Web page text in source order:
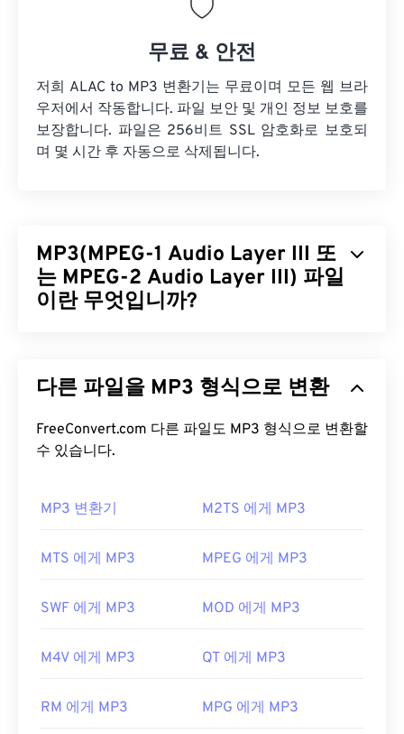
무료 & 안전
저희 ALAC to MP3 변환기는 무료이며 모든 웹 브라
우저에서 작동합니다. 파일 보안 및 개인 정보 보호를
보장합니다. 파일은 256비트 SSL 암호화로 보호되
며 몇 시간 후 자동으로 삭제됩니다.
MP3(MPEG-1 Audio Layer III 또
는 MPEG-2 Audio Layer III) 파일
이란 무엇입니까?
축하여 디지털 저장 및 전송을 가능하게 하는 디지털
장 널리 사용되는 오디오 파일입니다. 크기가 작고 품
질이 우수하여
MP3 파일을 어떻게 여나요?
MP3 파일은 널리 보급되어 대부분의 주요 오디오 재
면 선호하는 플랫폼에 따라 iTunes또는Windows
Media Player
에서 열립니다. 사용자는
두 가지 파일 형식이 있다는 점에 유의하세요. 하나는
다른 파일을 MP3 형식으로 변환
FreeConvert.com 다른 파일도 MP3 형식으로 변환할
수 있습니다.
MP3 변환기 M2TS 에게 MP3
MTS 에게 MP3 MPEG 에게 MP3
SWF 에게 MP3 MOD 에게 MP3
M4V 에게 MP3 QT 에게 MP3
RM 에게 MP3 MPG 에게 MP3